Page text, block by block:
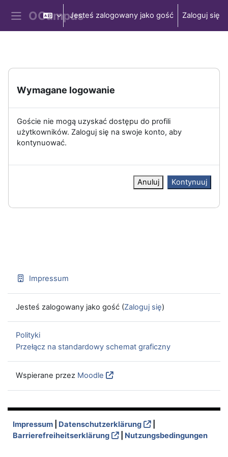
Przejdź do głównej zawartości
Panel boczny
Jesteś zalogowany jako gość Zaloguj się
Wymagane logowanie
Goście nie mogą uzyskać dostępu do profili
użytkowników. Zaloguj się na swoje konto, aby
kontynuować.
Anuluj Kontynuuj
Impressum
Jesteś zalogowany jako gość (Zaloguj się)
Polityki
Przełącz na standardowy schemat graficzny
Wspierane przez Moodle
Impressum Datenschutzerklärung
Barrierefreiheitserklärung
Nutzungsbedingungen